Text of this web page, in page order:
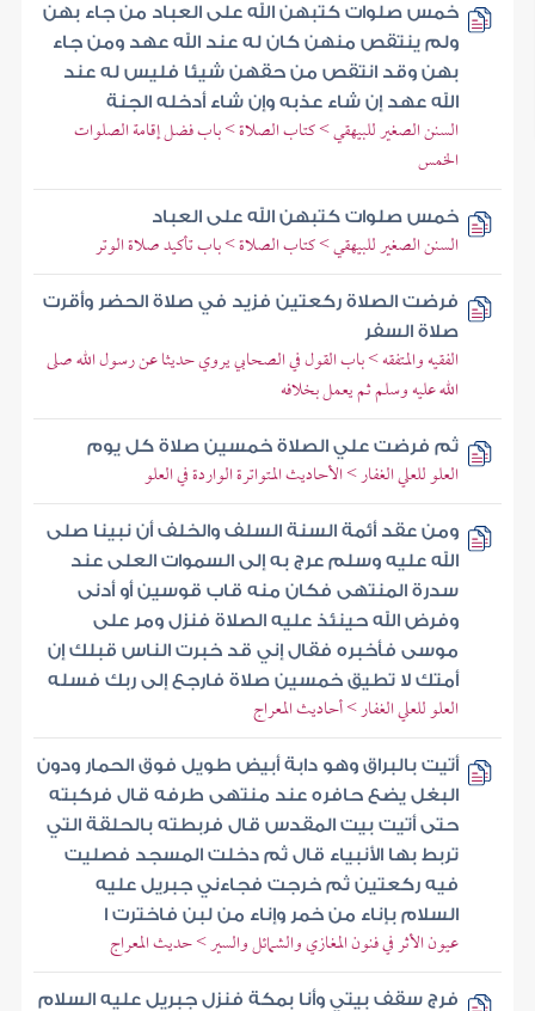
خمس صلوات كتبهن الله على العباد من جاء بهن
ولم ينتقص منهن كان له عند الله عهد ومن جاء
بهن وقد انتقص من حقهن شيئا فليس له عند
الله عهد إن شاء عذبه وإن شاء أدخله الجنة
السنن الصغير للبيهقي > كتاب الصلاة > باب فضل إقامة الصلوات
الخمس
خمس صلوات كتبهن الله على العباد
السنن الصغير للبيهقي > كتاب الصلاة > باب تأكيد صلاة الوتر
فرضت الصلاة ركعتين فزيد في صلاة الحضر وأقرت
صلاة السفر
الفقيه والمتفقه > باب القول في الصحابي يروي حديثا عن رسول الله صلى
الله عليه وسلم ثم يعمل بخلافه
ثم فرضت علي الصلاة خمسين صلاة كل يوم
العلو للعلي الغفار > الأحاديث المتواترة الواردة في العلو
ومن عقد أئمة السنة السلف والخلف أن نبينا صلى
الله عليه وسلم عرج به إلى السموات العلى عند
سدرة المنتهى فكان منه قاب قوسين أو أدنى
وفرض الله حينئذ عليه الصلاة فنزل ومر على
موسى فأخبره فقال إني قد خبرت الناس قبلك إن
أمتك لا تطيق خمسين صلاة فارجع إلى ربك فسله
العلو للعلي الغفار > أحاديث المعراج
أتيت بالبراق وهو دابة أبيض طويل فوق الحمار ودون
البغل يضع حافره عند منتهى طرفه قال فركبته
حتى أتيت بيت المقدس قال فربطته بالحلقة التي
تربط بها الأنبياء قال ثم دخلت المسجد فصليت
فيه ركعتين ثم خرجت فجاءني جبريل عليه
السلام بإناء من خمر وإناء من لبن فاخترت ا
عيون الأثر في فنون المغازي والشمائل والسير > حديث المعراج
فرج سقف بيتي وأنا بمكة فنزل جبريل عليه السلام